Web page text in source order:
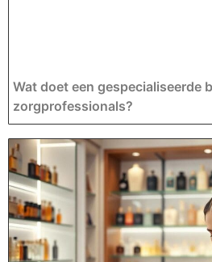
Wat doet een gespecialiseerde
zorgprofessionals?